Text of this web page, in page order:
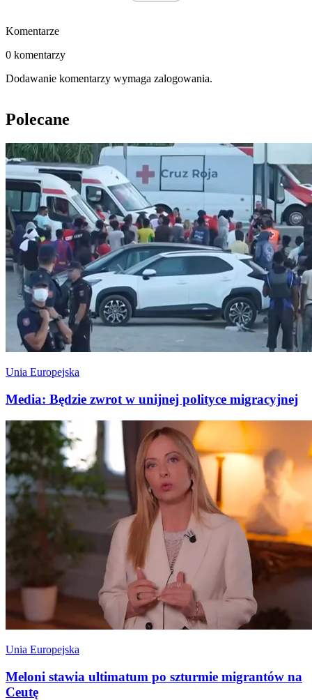
Komentarze
0 komentarzy
Dodawanie komentarzy wymaga zalogowania.
Polecane
Unia Europejska
Media: Będzie zwrot w unijnej polityce migracyjnej
Unia Europejska
Meloni stawia ultimatum po szturmie migrantów na
Ceutę